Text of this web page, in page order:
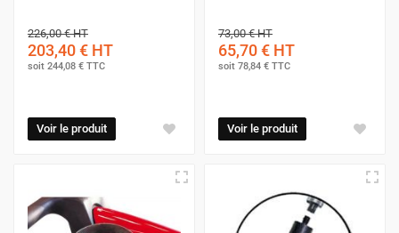
226,00 €HT
203,40 € HT
soit 244,08 € TTC
Voir le produit
73,00 €HT
65,70 € HT
soit 78,84 € TTC
Voir le produit